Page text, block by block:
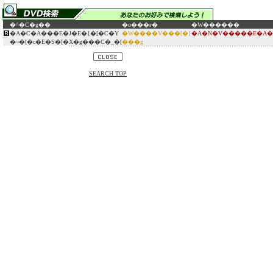
�^�C�g�� �o���ғ�
�W������
�A�C�A���E�J�E�{�[�C�Y
�~�[�c�E�S�[�X�g���C�_�[
�W����V���[�}
���g
SEARCH TOP